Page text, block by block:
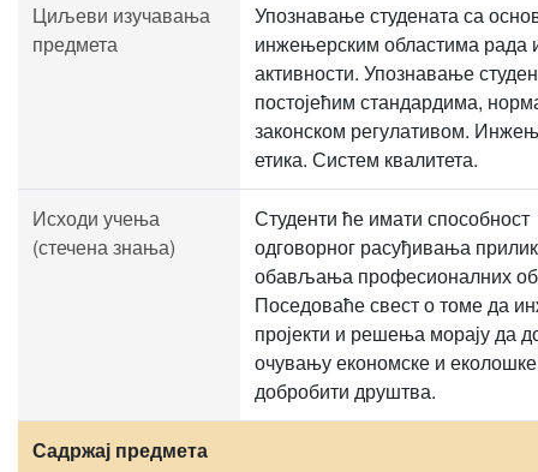
Циљеви изучавања
предмета
Упознавање студената са
инжењерским областима рада
активности. Упознавање
постојећим стандардима,
законском регулативом.
етика. Систем квалитета.
Исходи учења
(стечена знања)
Студенти ће имати способност
одговорног расуђивања
обављања професионалних
Поседоваће свест о томе да
пројекти и решења морају да
очувању економске и еколошке
добробити друштва.
Садржај предмета